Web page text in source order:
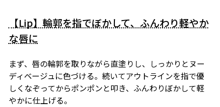
【Lip】輪郭を指でぼかして、ふんわり軽やか
な唇に
まず、唇の輪郭を取りながら直塗りし、しっかりとヌー
ディベージュに色づける。続いてアウトラインを指で優
しくなぞってからポンポンと叩き、ふんわりぼかして軽
やかに仕上げる。